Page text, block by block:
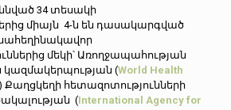
34 տեսակի
միայն 4-ն են դասակարգված
մեկի՝ Առողջապահության
(World Health
Քաղցկեղի հետազոտությունների
(International Agency for